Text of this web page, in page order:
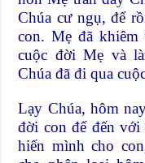
Chúa cư ngụ, để
con. Mẹ đã
cuộc đời Mẹ và
Chúa đã đi qua
Lạy Chúa, hôm
đời con để đến với
hiến mình cho